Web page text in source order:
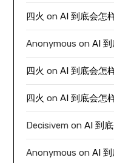
四火 onAI 到底会怎
Anonymous onAI
四火 onAI 到底会怎
四火 onAI 到底会怎
Decisivem onAI 到
Anonymous onAI